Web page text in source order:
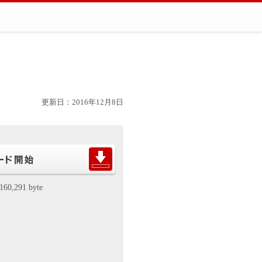
更新日：2016年12月8日
160,291 byte